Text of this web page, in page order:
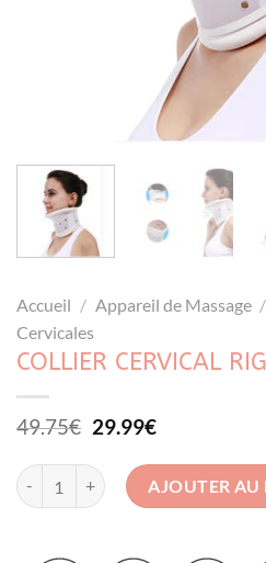
Accueil / Appareil de Massage /
Cervicales
COLLIER CERVICAL
49.75€ Le
initial
était :
49.75€.
29.99€Le
actuel
est :
29.99€.
quantité de Collier Cervical Rigide
AJOUTER AU